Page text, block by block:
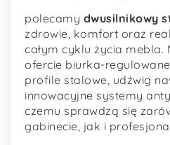
polecamy dwusilnikowy
zdrowie, komfort oraz
całym cyklu życia mebla.
ofercie biurka-
profile stalowe, udźwig
innowacyjne systemy
czemu sprawdzą się
gabinecie, jak i